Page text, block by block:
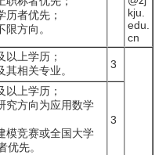
kju.
edu.
cn
历者优先；
方向。
以上学历；
相关专业。
3
以上学历；
究方向为应用数学
模竞赛或全国大学
优先。
3